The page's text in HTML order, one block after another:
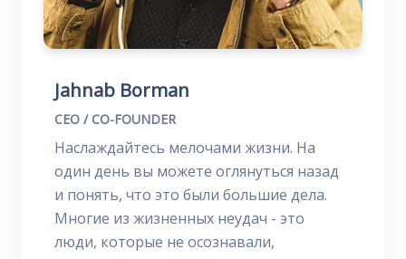
Jahnab Borman
CEO / CO-FOUNDER
Наслаждайтесь мелочами жизни. На
один день вы можете оглянуться назад
и понять, что это были большие дела.
Многие из жизненных неудач - это
люди, которые не осознавали,